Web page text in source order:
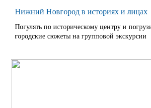
Нижний Новгород в историях и лицах
Погулять по историческому центру и
городские сюжеты на групповой экскурсии